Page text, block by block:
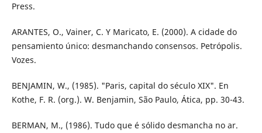
Press.
ARANTES, O., Vainer, C. Y Maricato, E. (2000). A cidade do
pensamiento único: desmanchando consensos. Petrópolis.
Vozes.
BENJAMIN, W., (1985). "Paris, capital do século XIX". En
Kothe, F. R. (org.). W. Benjamin, São Paulo, Ática, pp. 30-43.
BERMAN, M., (1986). Tudo que é sólido desmancha no ar.